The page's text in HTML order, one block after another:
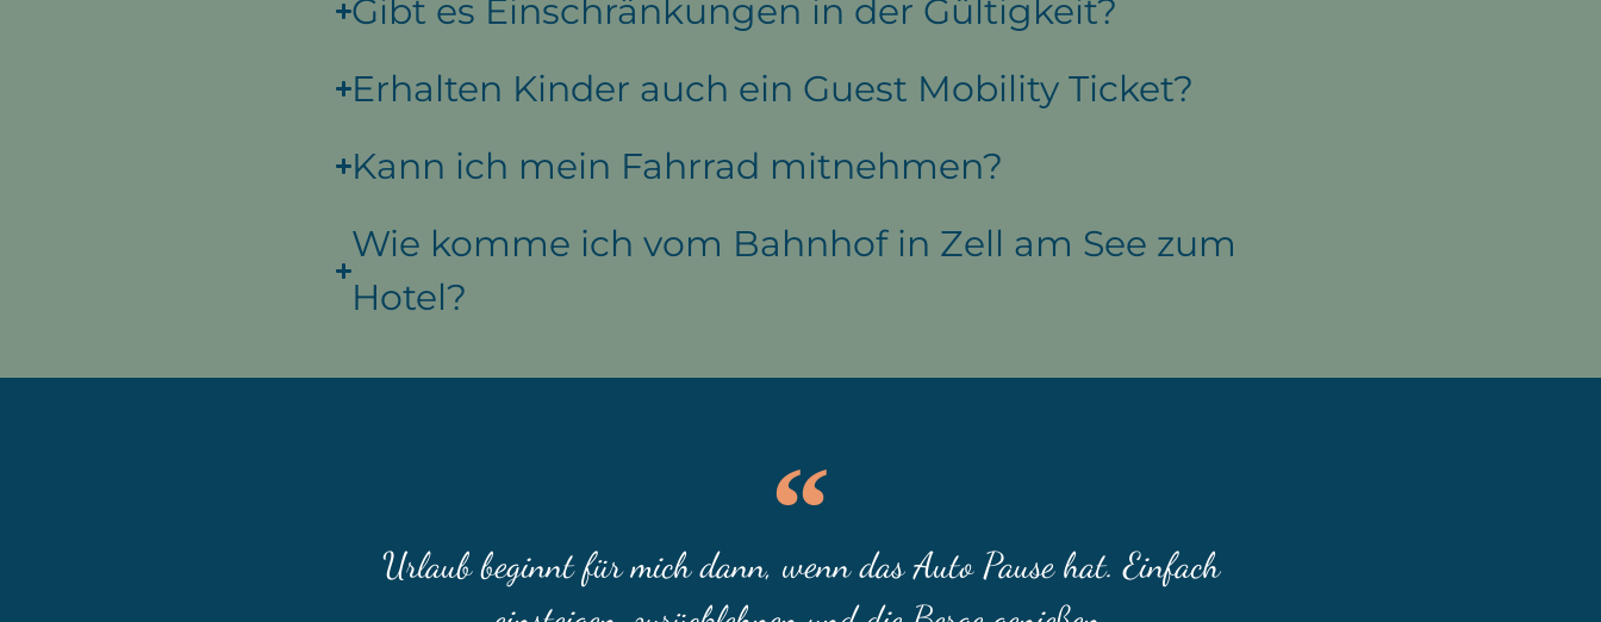
Gibt es Einschränkungen in der Gültigkeit?
Erhalten Kinder auch ein Guest Mobility Ticket?
Kann ich mein Fahrrad mitnehmen?
Wie komme ich vom Bahnhof in Zell am See zum
Hotel?
Urlaub beginnt für mich dann, wenn das Auto Pause hat. Einfach